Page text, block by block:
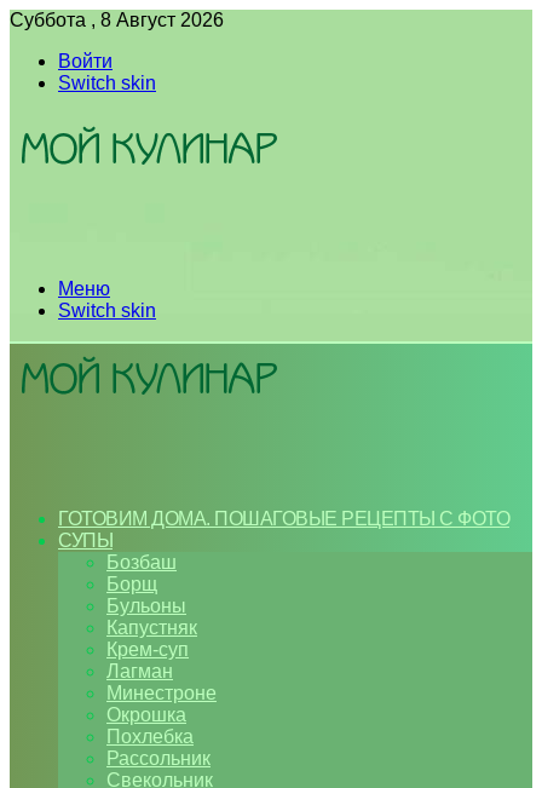
Суббота , 8 Август 2026
Войти
Switch skin
Меню
Switch skin
ГОТОВИМ ДОМА. ПОШАГОВЫЕ РЕЦЕПТЫ С ФОТО
СУПЫ
Бозбаш
Борщ
Бульоны
Капустняк
Крем-суп
Лагман
Минестроне
Окрошка
Похлебка
Рассольник
Свекольник